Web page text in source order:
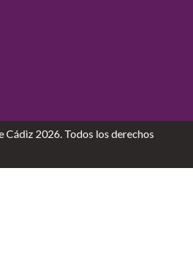
Cádiz 2026. Todos los derechos